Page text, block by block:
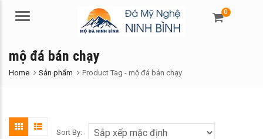
Menu
0
mộ đá bán chạy
Home Sản phẩm Product Tag - mộ đá bán chạy
Sort By: